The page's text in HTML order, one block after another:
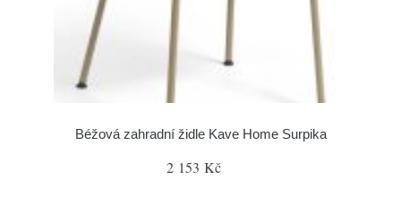
Béžová zahradní židle Kave Home Surpika
2 153 Kč